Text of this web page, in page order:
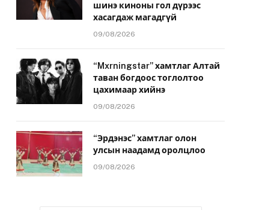
шинэ киноны гол дүрээс
хасагдаж магадгүй
09/08/2026
“Mxrningstar” хамтлаг Алтай
таван богдоос тоглолтоо
цахимаар хийнэ
09/08/2026
“Эрдэнэс” хамтлаг олон
улсын наадамд оролцлоо
09/08/2026